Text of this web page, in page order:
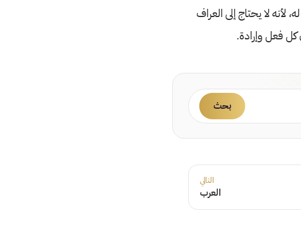
لا يحتاج إلى العراف
فعل وإرادة.
بحث
التالي
العرب